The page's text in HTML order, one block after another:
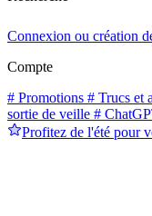
Connexion ou création
Compte
# Promotions # Trucs et
sortie de veille #
Profitez de l'été pour